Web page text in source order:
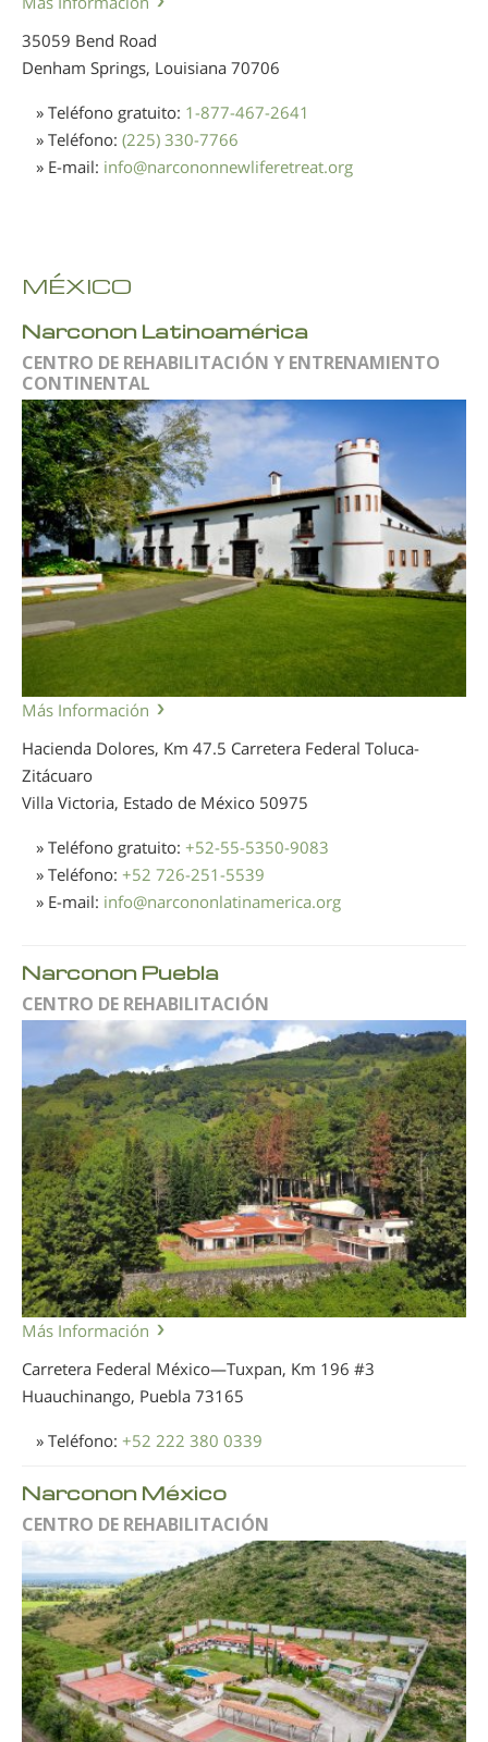
35059 Bend Road
Denham Springs, Louisiana 70706
» Teléfono gratuito: 1-877-467-2641
» Teléfono: (225) 330-7766
» E-mail: info@narcononnewliferetreat.org
MÉXICO
Narconon Latinoamérica
CENTRO DE REHABILITACIÓN Y ENTRENAMIENTO
CONTINENTAL
Más Información
Hacienda Dolores, Km 47.5 Carretera Federal Toluca-
Zitácuaro
Villa Victoria, Estado de México 50975
» Teléfono gratuito: +52-55-5350-9083
» Teléfono: +52 726-251-5539
» E-mail: info@narcononlatinamerica.org
Narconon Puebla
CENTRO DE REHABILITACIÓN
Más Información
Carretera Federal México—Tuxpan, Km 196 #3
Huauchinango, Puebla 73165
» Teléfono: +52 222 380 0339
Narconon México
CENTRO DE REHABILITACIÓN